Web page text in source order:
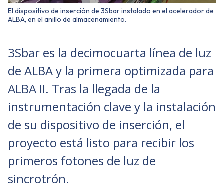
El dispositivo de inserción de 3Sbar instalado en el acelerador de
ALBA, en el anillo de almacenamiento.
3Sbar es la decimocuarta línea de luz
de ALBA y la primera optimizada para
ALBA II. Tras la llegada de la
instrumentación clave y la instalación
de su dispositivo de inserción, el
proyecto está listo para recibir los
primeros fotones de luz de
sincrotrón.